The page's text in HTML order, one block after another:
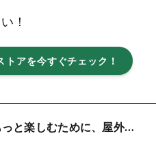
！
アを今すぐチェック！
と楽しむために、屋外用